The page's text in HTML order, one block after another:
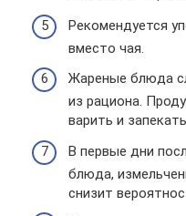
Рекомендуется
вместо чая.
Жареные блюда
из рациона.
варить и
В первые дни
блюда,
снизит